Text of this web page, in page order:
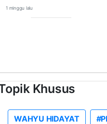
1 minggu lalu
Khusus
WAHYU HIDAYAT